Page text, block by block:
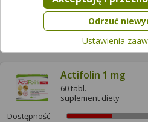
Dostępność
Dodaj do
Actifolin 1 mg
60 tabl.
suplement diety
Dostępność
Pamiętaj, że wyrażenie zgody
zgodę możesz w każdej chwili
zgodę na przetwarzanie Twoich
celach. Jeżeli chcesz dowiedzieć
dokonać za pomocą „Ustawień
Więcej informacji na temat
zewnętrznych w naszym serwisie
Serwisu.
Odrzuć
Ustawienia